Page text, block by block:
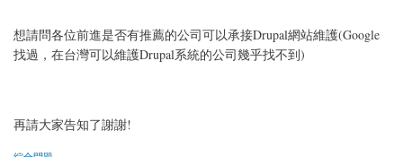
想請問各位前進是否有推薦的公司可以承接Drupal網站維護(Google
找過，在台灣可以維護Drupal系統的公司幾乎找不到)
再請大家告知了謝謝!